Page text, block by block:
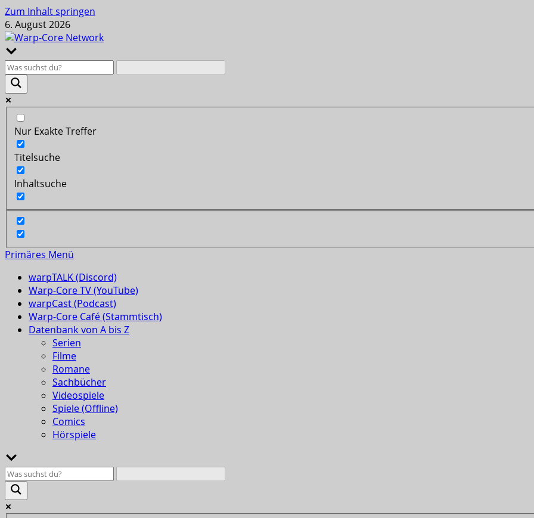
Zum Inhalt springen
6. August 2026
Nur Exakte Treffer
Titelsuche
Inhaltsuche
Primäres Menü
warpTALK (Discord)
Warp-Core TV (YouTube)
warpCast (Podcast)
Warp-Core Café (Stammtisch)
Datenbank von A bis Z
Serien
Filme
Romane
Sachbücher
Videospiele
Spiele (Offline)
Comics
Hörspiele